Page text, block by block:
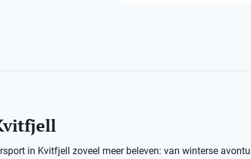
in Kvitfjell zoveel meer beleven: van winterse